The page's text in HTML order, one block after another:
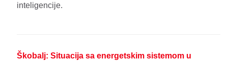
inteligencije.
Škobalj: Situacija sa energetskim sistemom u